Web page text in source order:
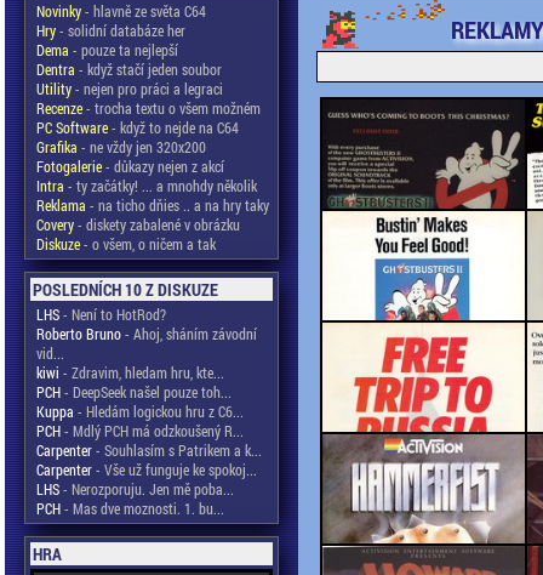
Novinky- hlavně ze světa C64
Hry- solidní databáze her
Dema - pouze ta nejlepší
Dentra - když stačí jeden soubor
Utility- nejen pro práci a legraci
Recenze- trocha textu o všem možném
PC Software- když to nejde na C64
Grafika - ne vždy jen 320x200
Fotogalerie- důkazy nejen z akcí
Intra - ty začátky! ... a mnohdy několik
Reklama - na ticho dňies .. a na hry taky
Covery- diskety zabalené v obrázku
Diskuze- o všem, o ničem a tak
POSLEDNÍCH 10 Z DISKUZE
LHS- Není to HotRod?
Roberto Bruno- Ahoj, sháním závodní
vid...
kiwi - Zdravim, hledam hru, kte...
PCH- DeepSeek našel pouze toh...
Kuppa - Hledám logickou hru z C6...
PCH- Mdlý PCH má odzkoušený R...
Carpenter- Souhlasím s Patrikem a k...
Carpenter- Vše už funguje ke spokoj...
LHS- Nerozporuju. Jen mě poba...
PCH- Mas dve moznosti. 1. bu...
HRA